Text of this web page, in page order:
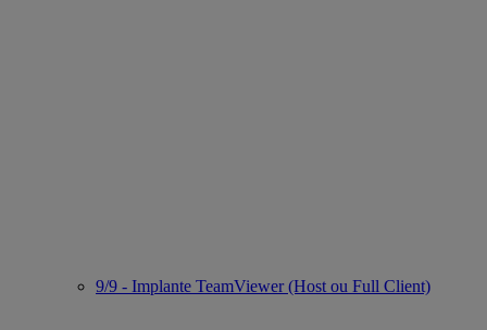
9/9 - Implante TeamViewer (Host ou Full Client)